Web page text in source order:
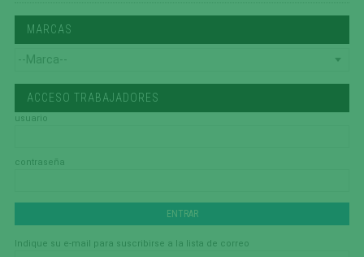
MARCAS
ACCESO TRABAJADORES
usuario
contraseña
Indique su e-mail para suscribirse a la lista de correo